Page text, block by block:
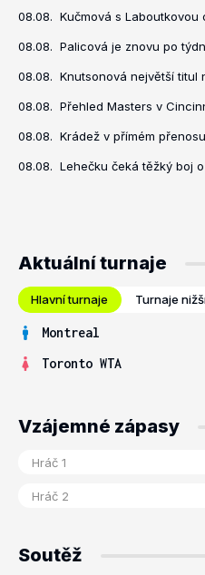
08.08. Kučmová s Laboutkovou
08.08. Palicová je znovu po
08.08. Knutsonová největší titul
08.08. Přehled Masters v
08.08. Krádež v přímém přenosu
08.08. Lehečku čeká těžký boj
Aktuální turnaje
Hlavní turnaje Turnaje
Montreal
Toronto WTA
Vzájemné zápasy
Soutěž